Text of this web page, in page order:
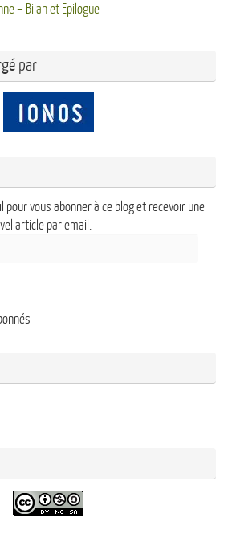
– Bilan et Epilogue
par
pour vous abonner à ce blog et recevoir une
article par email.